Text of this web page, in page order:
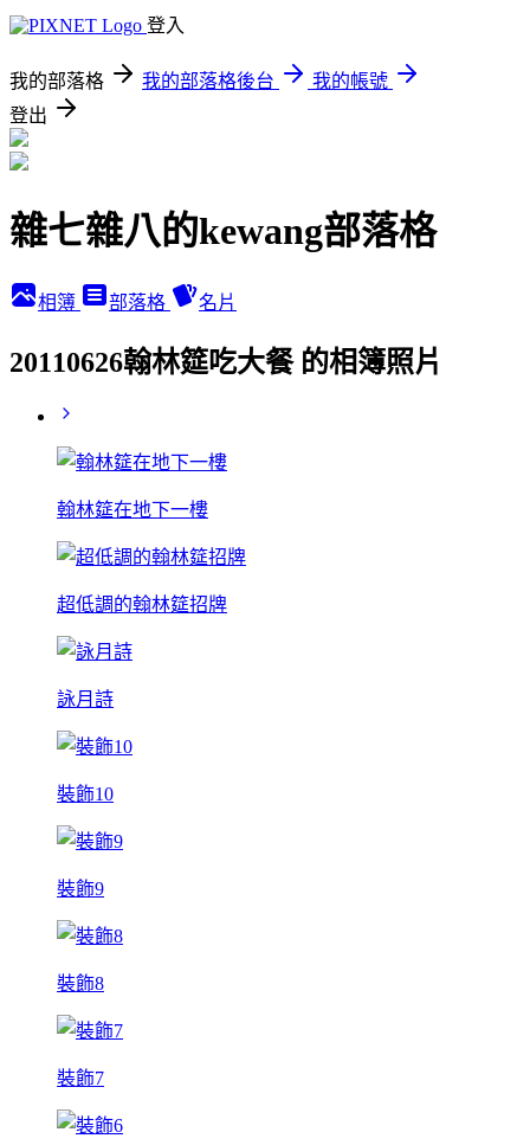
登入
我的部落格 我的部落格後台
我的帳號
登出
雜七雜八的kewang部落格
相簿 部落格 名片
20110626翰林筵吃大餐 的相簿照片
翰林筵在地下一樓
超低調的翰林筵招牌
詠月詩
裝飾10
裝飾9
裝飾8
裝飾7